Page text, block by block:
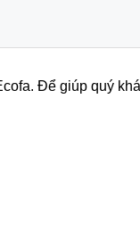
Để giúp quý